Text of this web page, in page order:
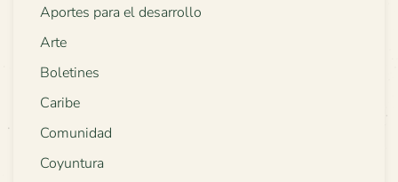
Aportes para el desarrollo
Arte
Boletines
Caribe
Comunidad
Coyuntura